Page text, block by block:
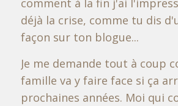
déjà la crise, comme tu dis
façon sur ton blogue...
Je me demande tout à coup
famille va y faire face si ça
prochaines années. Moi qui